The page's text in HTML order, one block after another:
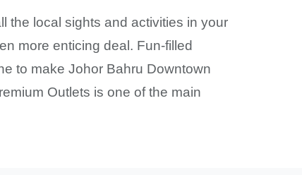
the local sights and activities in your
more enticing deal. Fun-filled
to make Johor Bahru Downtown
Outlets is one of the main